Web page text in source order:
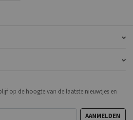
op de hoogte van de laatste nieuwtjes en
AANMELDEN